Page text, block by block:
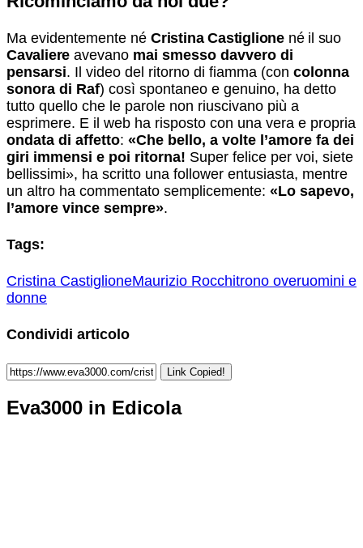
Ma evidentemente né Cristina Castiglione né il suo
Cavaliereavevano mai smesso davvero di
pensarsi. Il video del ritorno di fiamma (con colonna
sonora di Raf) così spontaneo e genuino, ha detto
tutto quello che le parole non riuscivano più a
esprimere. E il web ha risposto con una vera e propria
ondata di affetto: «Che bello, a volte l’amore fa dei
giri immensi e poi ritorna! Super felice per voi, siete
bellissimi», ha scritto una follower entusiasta, mentre
un altro ha commentato semplicemente: «Lo sapevo,
l’amore vince sempre».
Tags:
Cristina CastiglioneMaurizio Rocchitrono overuomini e
donne
Condividi articolo
Link Copied!
Eva3000 in Edicola